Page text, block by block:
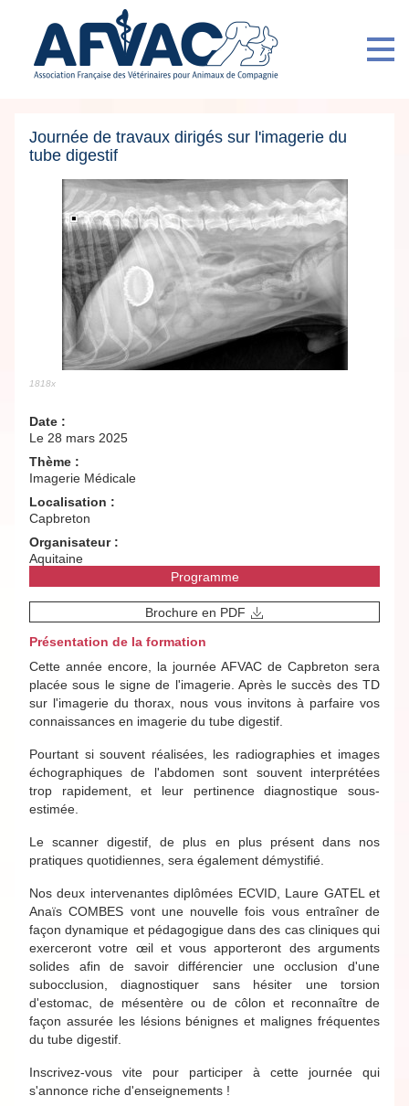
Journée de travaux dirigés sur l'imagerie du
tube digestif
1818x
Date :
Le 28 mars 2025
Thème :
Imagerie Médicale
Localisation :
Capbreton
Organisateur :
Aquitaine
Programme
Brochure en PDF
Présentation de la formation
Cette année encore, la journée AFVAC de Capbreton sera
placée sous le signe de l'imagerie. Après le succès des TD
sur l'imagerie du thorax, nous vous invitons à parfaire vos
connaissances en imagerie du tube digestif.
Pourtant si souvent réalisées, les radiographies et images
échographiques de l'abdomen sont souvent interprétées
trop rapidement, et leur pertinence diagnostique sous-
estimée.
Le scanner digestif, de plus en plus présent dans nos
pratiques quotidiennes, sera également démystifié.
Nos deux intervenantes diplômées ECVID, Laure GATEL et
Anaïs COMBES vont une nouvelle fois vous entraîner de
façon dynamique et pédagogigue dans des cas cliniques qui
exerceront votre œil et vous apporteront des arguments
solides afin de savoir différencier une occlusion d'une
subocclusion, diagnostiquer sans hésiter une torsion
d'estomac, de mésentère ou de côlon et reconnaître de
façon assurée les lésions bénignes et malignes fréquentes
du tube digestif.
Inscrivez-vous vite pour participer à cette journée qui
s'annonce riche d'enseignements !